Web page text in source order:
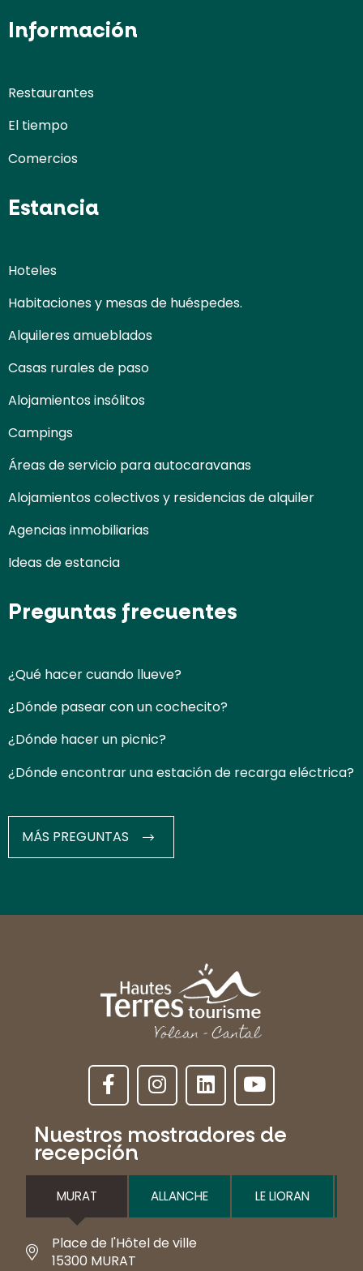
Información
Restaurantes
El tiempo
Comercios
Estancia
Hoteles
Habitaciones y mesas de huéspedes.
Alquileres amueblados
Casas rurales de paso
Alojamientos insólitos
Campings
Áreas de servicio para autocaravanas
Alojamientos colectivos y residencias de alquiler
Agencias inmobiliarias
Ideas de estancia
Preguntas frecuentes
¿Qué hacer cuando llueve?
¿Dónde pasear con un cochecito?
¿Dónde hacer un picnic?
¿Dónde encontrar una estación de recarga eléctrica?
MÁS PREGUNTAS
Nuestros mostradores de
recepción
MURAT ALLANCHE LE LIORAN
Place de l'Hôtel de ville
15300 MURAT